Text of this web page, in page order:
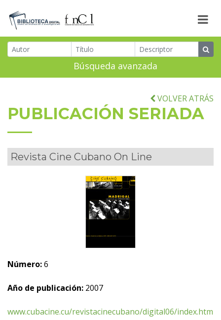
Búsqueda avanzada
VOLVER ATRÁS
PUBLICACIÓN SERIADA
Revista Cine Cubano On Line
Número:6
Año de publicación: 2007
www.cubacine.cu/revistacinecubano/digital06/index.htm